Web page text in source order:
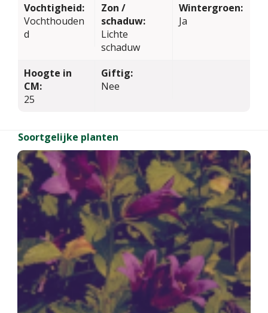
Vochtigheid:
Vochthouden
d
Zon /
schaduw:
Lichte
schaduw
Wintergroen:
Ja
Hoogte in
CM:
25
Giftig:
Nee
Soortgelijke planten